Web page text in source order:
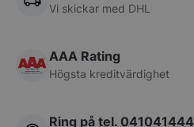
Vi skickar med DHL
AAA Rating
Högsta kreditvärdighet
Ring på tel. 041041444